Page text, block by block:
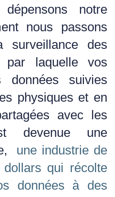
notre
nous passons
surveillance des
par laquelle vos
suivies
physiques et en
avec les
devenue une
une industrie de
qui récolte
données à des